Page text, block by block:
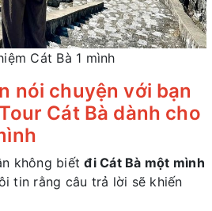
Cát Bà 1 mình
nói chuyện với bạn
Cát Bà dành cho
không biếtđi Cát Bà một mình
tin rằng câu trả lời sẽ khiến